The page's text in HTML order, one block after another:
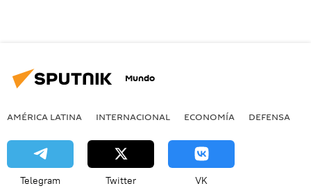
Mundo
AMÉRICA LATINA INTERNACIONAL ECONOMÍA DEFENSA
Telegram Twitter VK